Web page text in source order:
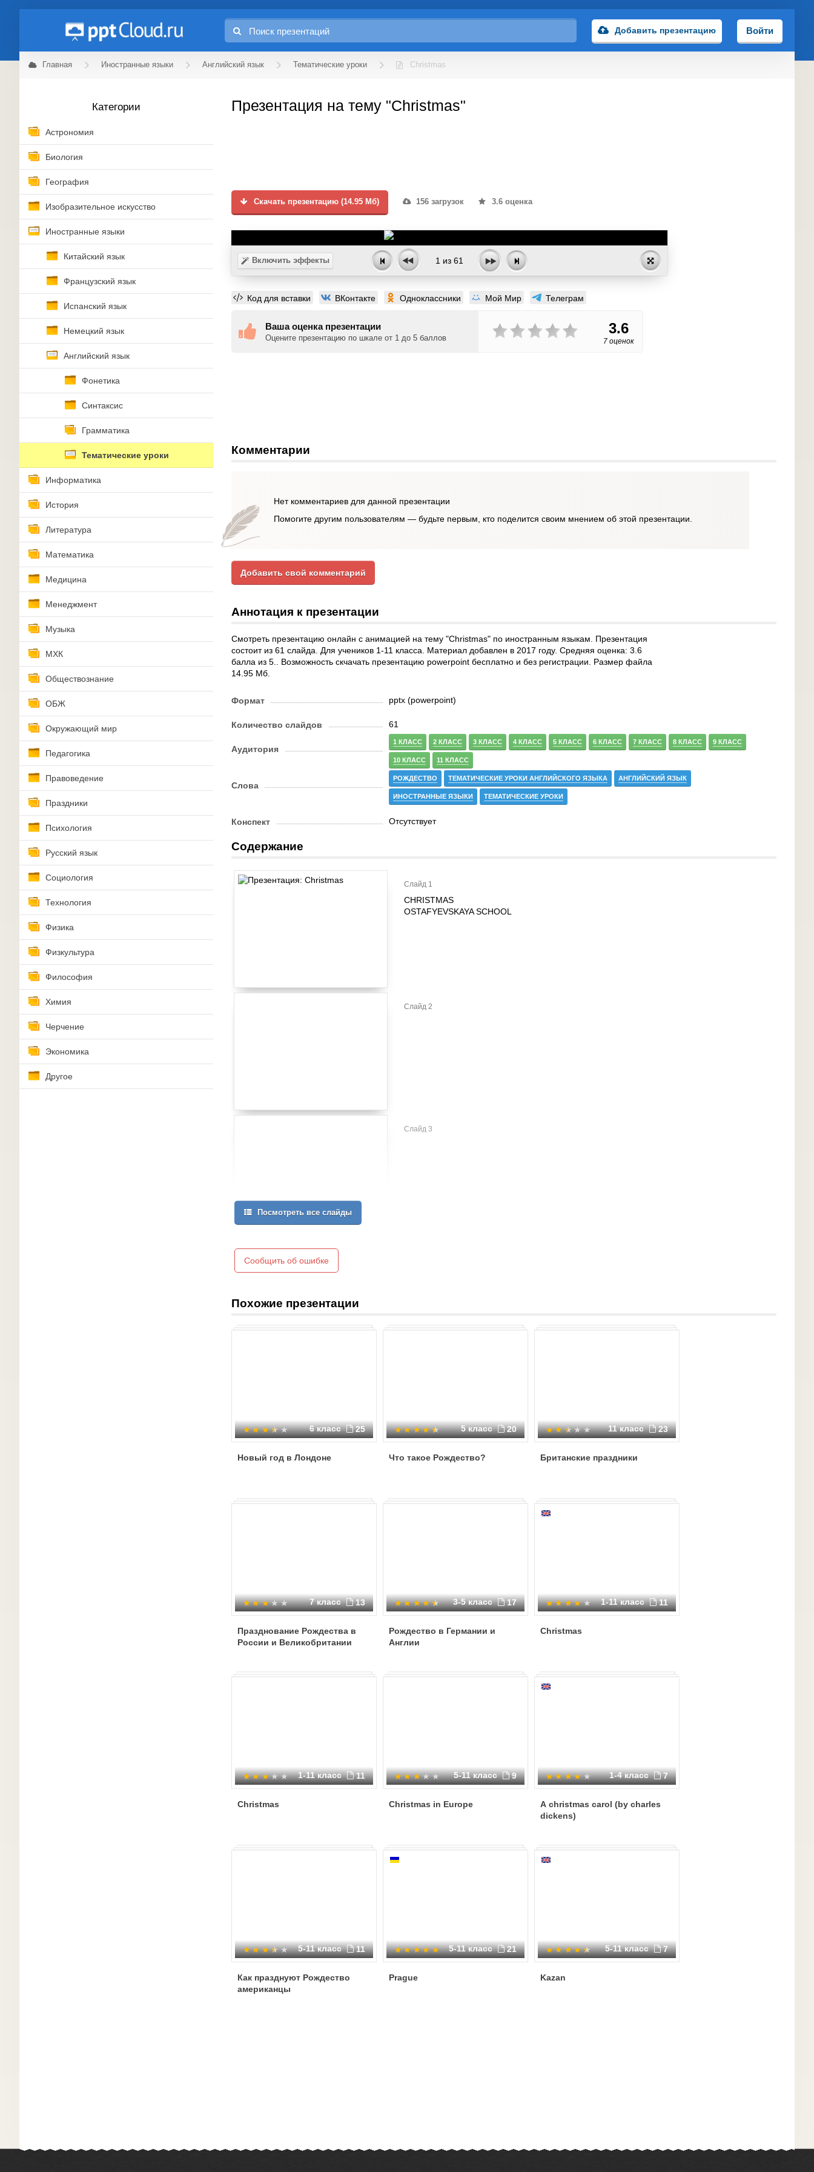
Добавить презентацию Войти
Главная Иностранные языки Английский язык Тематические уроки Christmas
Категории
Астрономия
Биология
География
Изобразительное искусство
Иностранные языки
Китайский язык
Французский язык
Испанский язык
Немецкий язык
Английский язык
Фонетика
Синтаксис
Грамматика
Тематические уроки
Информатика
История
Литература
Математика
Медицина
Менеджмент
Музыка
МХК
Обществознание
ОБЖ
Окружающий мир
Педагогика
Правоведение
Праздники
Психология
Русский язык
Социология
Технология
Физика
Физкультура
Философия
Химия
Черчение
Экономика
Другое
Презентация на тему "Christmas"
Скачать презентацию (14.95 Мб) 156 загрузок 3.6 оценка
Включить эффекты 1 из 61
Код для вставки ВКонтакте Одноклассники Мой Мир Телеграм
Ваша оценка презентации
Оцените презентацию по шкале от 1 до 5 баллов
3.6
7 оценок
Комментарии
Нет комментариев для данной презентации
Помогите другим пользователям — будьте первым, кто поделится своим мнением об этой презентации.
Добавить свой комментарий
Аннотация к презентации
Смотреть презентацию онлайн с анимацией на тему "Christmas" по иностранным языкам. Презентация
состоит из 61 слайда. Для учеников 1-11 класса. Материал добавлен в 2017 году. Средняя оценка: 3.6
балла из 5.. Возможность скчачать презентацию powerpoint бесплатно и без регистрации. Размер файла
14.95 Мб.
Формат pptx (powerpoint)
Количество слайдов 61
Аудитория
1 КЛАСС 2 КЛАСС 3 КЛАСС 4 КЛАСС 5 КЛАСС 6 КЛАСС 7 КЛАСС 8 КЛАСС 9 КЛАСС
10 КЛАСС 11 КЛАСС
Слова
РОЖДЕСТВО ТЕМАТИЧЕСКИЕ УРОКИ АНГЛИЙСКОГО ЯЗЫКА АНГЛИЙСКИЙ ЯЗЫК
ИНОСТРАННЫЕ ЯЗЫКИ ТЕМАТИЧЕСКИЕ УРОКИ
Конспект Отсутствует
Содержание
Слайд 1
CHRISTMAS
OSTAFYEVSKAYA SCHOOL
Слайд 2
Слайд 3
Посмотреть все слайды
Сообщить об ошибке
Похожие презентации
6 класс 25
Новый год в Лондоне
5 класс 20
Что такое Рождество?
11 класс 23
Британские праздники
7 класс 13
Празднование Рождества в
России и Великобритании
3-5 класс 17
Рождество в Германии и
Англии
1-11 класс 11
Christmas
1-11 класс 11
Christmas
5-11 класс 9
Christmas in Europe
1-4 класс 7
A christmas carol (by charles
dickens)
5-11 класс 11
Как празднуют Рождество
американцы
5-11 класс 21
Prague
5-11 класс 7
Kazan